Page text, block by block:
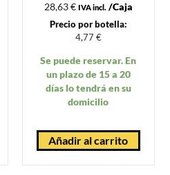
28,63€ IVA incl./Caja
Precio por botella:
4,77 €
Se puede reservar. En
un plazo de 15 a 20
días lo tendrá en su
domicilio
Añadir al carrito